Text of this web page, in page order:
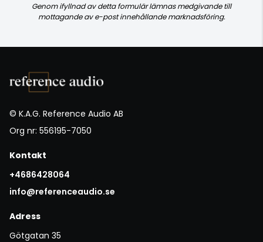
Genom ifyllnad av detta formulär lämnas medgivande till
mottagande av e-post innehållande marknadsföring.
© K.A.G. Reference Audio AB
Org nr: 556195-7050
Kontakt
+4686428064
info@referenceaudio.se
Adress
Götgatan 35